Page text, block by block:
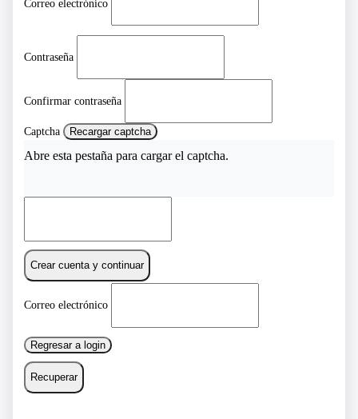
Correo electrónico
Contraseña
Confirmar contraseña
Captcha Recargar captcha
Abre esta pestaña para cargar el captcha.
Crear cuenta y continuar
Correo electrónico
Regresar a login
Recuperar